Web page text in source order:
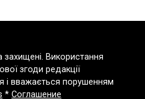
Використання
згоди редакції
і вважається порушенням
* Соглашение